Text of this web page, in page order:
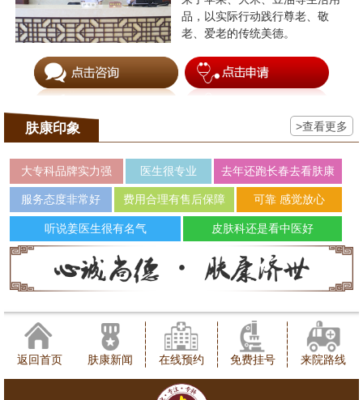
品，以实际行动践行尊老、敬
老、爱老的传统美德。
肤康印象 >查看更多
大专科品牌实力强 医生很专业 去年还跑长春去看肤康
服务态度非常好 费用合理有售后保障 可靠 感觉放心
听说姜医生很有名气 皮肤科还是看中医好
返回首页 肤康新闻 在线预约 免费挂号 来院路线